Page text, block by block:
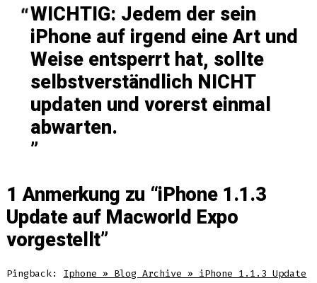
WICHTIG: Jedem der sein
iPhone auf irgend eine Art und
Weise entsperrt hat, sollte
selbstverständlich NICHT
updaten und vorerst einmal
abwarten.
1 Anmerkung zu “iPhone 1.1.3
Update auf Macworld Expo
vorgestellt”
Pingback: Iphone » Blog Archive » iPhone 1.1.3 Update